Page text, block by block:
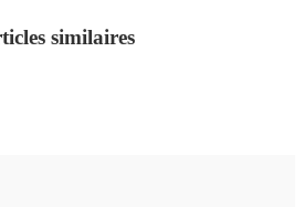
similaires